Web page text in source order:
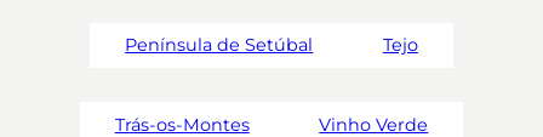
Península de Setúbal Tejo
Trás-os-Montes Vinho Verde